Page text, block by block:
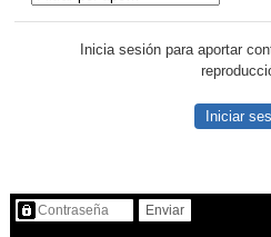
Inicia sesión para aportar
Iniciar
Contenido protegido…